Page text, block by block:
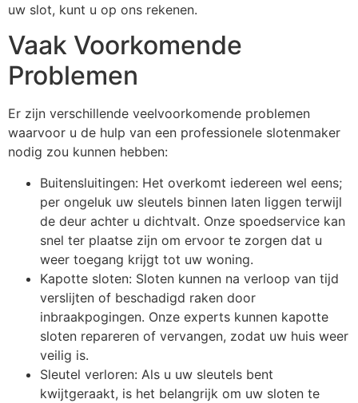
uw slot, kunt u op ons rekenen.
Vaak Voorkomende
Problemen
Er zijn verschillende veelvoorkomende problemen
waarvoor u de hulp van een professionele slotenmaker
nodig zou kunnen hebben:
Buitensluitingen: Het overkomt iedereen wel eens;
per ongeluk uw sleutels binnen laten liggen terwijl
de deur achter u dichtvalt. Onze spoedservice kan
snel ter plaatse zijn om ervoor te zorgen dat u
weer toegang krijgt tot uw woning.
Kapotte sloten: Sloten kunnen na verloop van tijd
verslijten of beschadigd raken door
inbraakpogingen. Onze experts kunnen kapotte
sloten repareren of vervangen, zodat uw huis weer
veilig is.
Sleutel verloren: Als u uw sleutels bent
kwijtgeraakt, is het belangrijk om uw sloten te